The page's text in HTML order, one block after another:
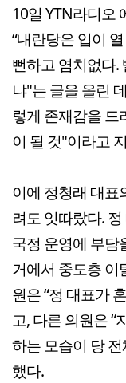
10일 YTN라디오
“내란당은 입이
뻔하고 염치없다.
냐"는 글을 올린
렇게 존재감을
이 될 것"이라고
이에 정청래 대표
려도 잇따랐다.
국정 운영에 부담
거에서 중도층 이
원은 “정 대표가
고, 다른 의원은 “
하는 모습이 당
했다.